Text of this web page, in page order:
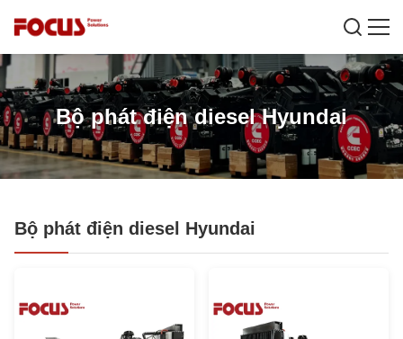
Bộ phát điện diesel Hyundai
Bộ phát điện diesel Hyundai